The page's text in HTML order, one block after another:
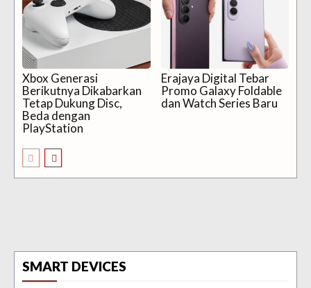
Xbox Generasi
Berikutnya Dikabarkan
Tetap Dukung Disc,
Beda dengan
PlayStation
Erajaya Digital Tebar
Promo Galaxy Foldable
dan Watch Series Baru
SMART DEVICES